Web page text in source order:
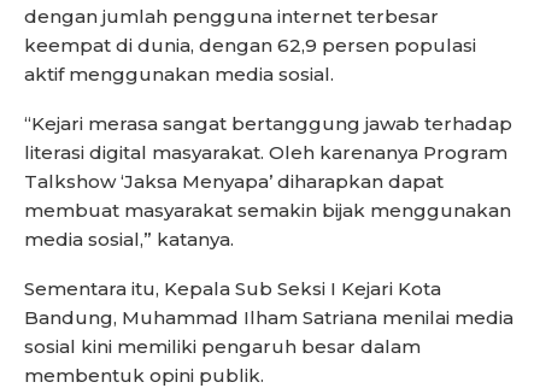
dengan jumlah pengguna internet terbesar
keempat di dunia, dengan 62,9 persen populasi
aktif menggunakan media sosial.
“Kejari merasa sangat bertanggung jawab terhadap
literasi digital masyarakat. Oleh karenanya Program
Talkshow ‘Jaksa Menyapa’ diharapkan dapat
membuat masyarakat semakin bijak menggunakan
media sosial,” katanya.
Sementara itu, Kepala Sub Seksi I Kejari Kota
Bandung, Muhammad Ilham Satriana menilai media
sosial kini memiliki pengaruh besar dalam
membentuk opini publik.